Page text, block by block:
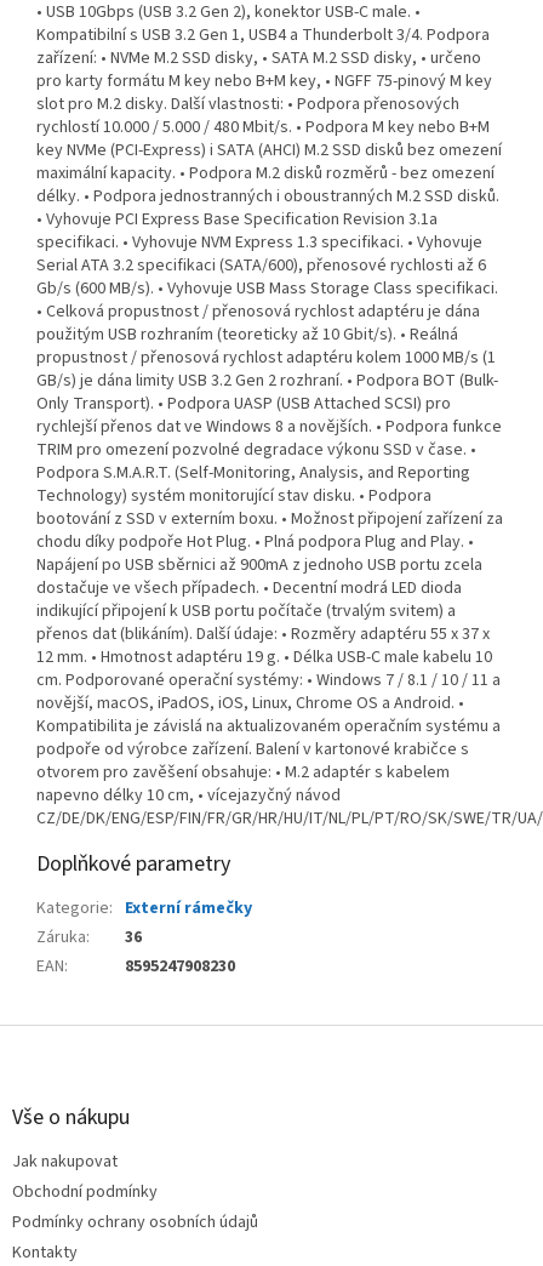
• USB 10Gbps (USB 3.2 Gen 2), konektor USB-C male. •
Kompatibilní s USB 3.2 Gen 1, USB4 a Thunderbolt 3/4. Podpora
zařízení: • NVMe M.2 SSD disky, • SATA M.2 SSD disky, • určeno
pro karty formátu M key nebo B+M key, • NGFF 75-pinový M key
slot pro M.2 disky. Další vlastnosti: • Podpora přenosových
rychlostí 10.000 / 5.000 / 480 Mbit/s. • Podpora M key nebo B+M
key NVMe (PCI-Express) i SATA (AHCI) M.2 SSD disků bez omezení
maximální kapacity. • Podpora M.2 disků rozměrů - bez omezení
délky. • Podpora jednostranných i oboustranných M.2 SSD disků.
• Vyhovuje PCI Express Base Specification Revision 3.1a
specifikaci. • Vyhovuje NVM Express 1.3 specifikaci. • Vyhovuje
Serial ATA 3.2 specifikaci (SATA/600), přenosové rychlosti až 6
Gb/s (600 MB/s). • Vyhovuje USB Mass Storage Class specifikaci.
• Celková propustnost / přenosová rychlost adaptéru je dána
použitým USB rozhraním (teoreticky až 10 Gbit/s). • Reálná
propustnost / přenosová rychlost adaptéru kolem 1000 MB/s (1
GB/s) je dána limity USB 3.2 Gen 2 rozhraní. • Podpora BOT (Bulk-
Only Transport). • Podpora UASP (USB Attached SCSI) pro
rychlejší přenos dat ve Windows 8 a novějších. • Podpora funkce
TRIM pro omezení pozvolné degradace výkonu SSD v čase. •
Podpora S.M.A.R.T. (Self-Monitoring, Analysis, and Reporting
Technology) systém monitorující stav disku. • Podpora
bootování z SSD v externím boxu. • Možnost připojení zařízení za
chodu díky podpoře Hot Plug. • Plná podpora Plug and Play. •
Napájení po USB sběrnici až 900mA z jednoho USB portu zcela
dostačuje ve všech případech. • Decentní modrá LED dioda
indikující připojení k USB portu počítače (trvalým svitem) a
přenos dat (blikáním). Další údaje: • Rozměry adaptéru 55 x 37 x
12 mm. • Hmotnost adaptéru 19 g. • Délka USB-C male kabelu 10
cm. Podporované operační systémy: • Windows 7 / 8.1 / 10 / 11 a
novější, macOS, iPadOS, iOS, Linux, Chrome OS a Android. •
Kompatibilita je závislá na aktualizovaném operačním systému a
podpoře od výrobce zařízení. Balení v kartonové krabičce s
otvorem pro zavěšení obsahuje: • M.2 adaptér s kabelem
napevno délky 10 cm, • vícejazyčný návod
CZ/DE/DK/ENG/ESP/FIN/FR/GR/HR/HU/IT/NL/PL/PT/RO/SK/SWE/TR/
Doplňkové parametry
Kategorie: Externí rámečky
Záruka:
36
EAN: 8595247908230
Z
Vše o nákupu
Jak nakupovat
Obchodní podmínky
Podmínky ochrany osobních údajů
Kontakty